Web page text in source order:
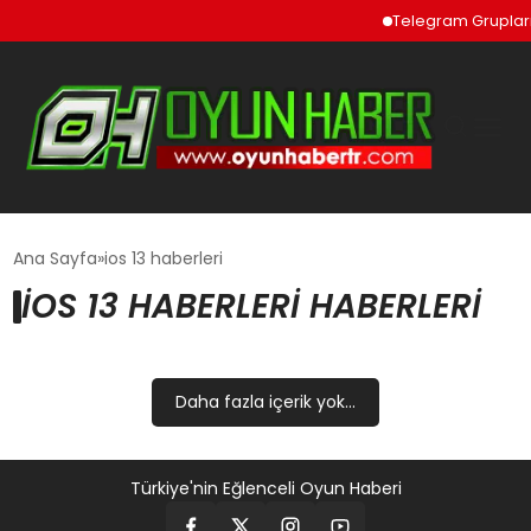
Telegram Grupları
GÜNCEL
OYUN HABERLERI
EĞITIM
Ana Sayfa ios 13 haberleri
IOS 13 HABERLERI HABERLERI
Daha fazla içerik yok...
Türkiye'nin Eğlenceli Oyun Haberi